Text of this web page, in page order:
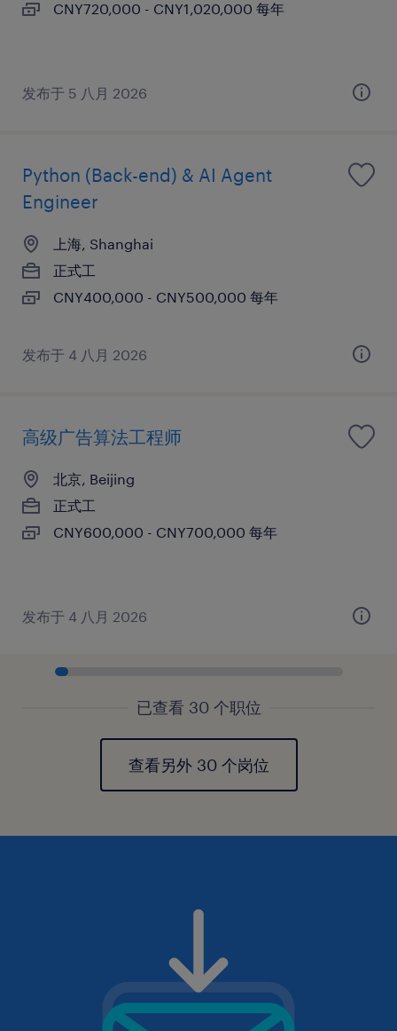
CNY720,000 - CNY1,020,000 每年
发布于 5 八月 2026
Python (Back-end) & AI Agent
Engineer
上海, Shanghai
正式工
CNY400,000 - CNY500,000 每年
发布于 4 八月 2026
高级广告算法工程师
北京, Beijing
正式工
CNY600,000 - CNY700,000 每年
发布于 4 八月 2026
已查看 30 个职位
查看另外 30 个岗位